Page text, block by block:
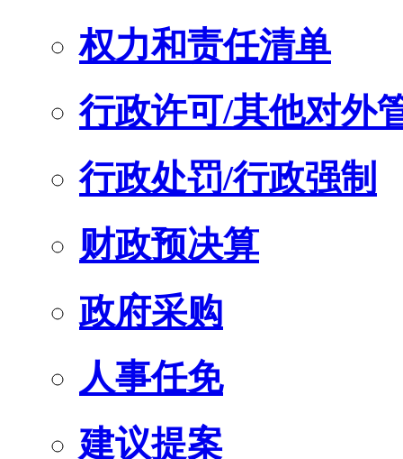
权力和责任清单
行政许可/其他对外
行政处罚/行政强制
财政预决算
政府采购
人事任免
建议提案